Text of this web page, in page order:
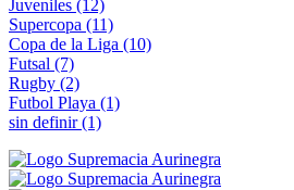
Juveniles (12)
Supercopa (11)
Copa de la Liga (10)
Futsal (7)
Rugby (2)
Futbol Playa (1)
sin definir(1)